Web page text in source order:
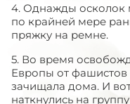
4. Однажды осколок
по крайней мере
пряжку на ремне.
5. Во время
Европы от фашистов
зачищала дома. И
наткнулись на